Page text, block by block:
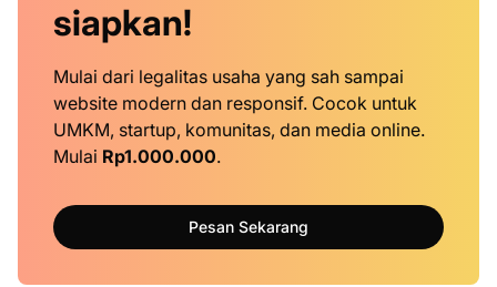
siapkan!
Mulai dari legalitas usaha yang sah sampai
website modern dan responsif. Cocok untuk
UMKM, startup, komunitas, dan media online.
Mulai Rp1.000.000.
Pesan Sekarang